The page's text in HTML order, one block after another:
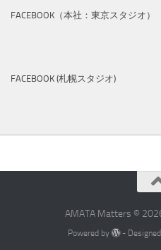
FACEBOOK（本社：東京スタジオ）
FACEBOOK (札幌スタジオ)
AMATA Matters ©
Powered by -